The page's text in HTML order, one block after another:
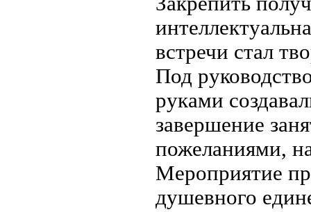
встречи стал
Под
руками
завершение
пожеланиями,
Мероприятие
душевного